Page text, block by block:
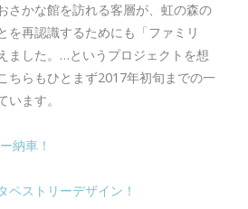
さかな館を訪れる客層が、虹の森の
を再認識するためにも「ファミリ
ました。…というプロジェクトを想
ちらもひとまず2017年初旬までの一
ます。
納車！
ペストリーデザイン！